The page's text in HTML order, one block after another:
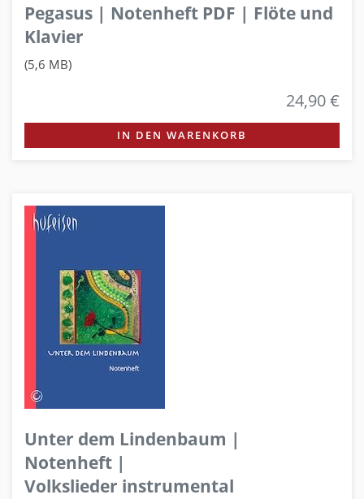
Pegasus | Notenheft PDF | Flöte und
Klavier
(5,6 MB)
24,90 €
IN DEN WARENKORB
Unter dem Lindenbaum |
Notenheft |
Volkslieder instrumental